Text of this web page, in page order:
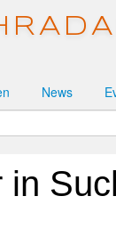
News
in